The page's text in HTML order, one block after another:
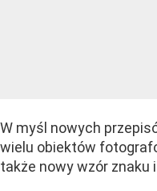
W myśl nowych
wielu obiektów
także nowy wzór znaku